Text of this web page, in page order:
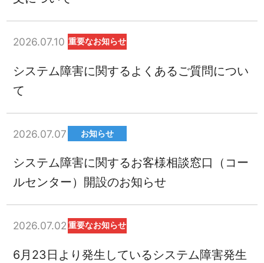
2026.07.10 重要なお知らせ
システム障害に関するよくあるご質問につい
て
2026.07.07 お知らせ
システム障害に関するお客様相談窓口（コー
ルセンター）開設のお知らせ
2026.07.02 重要なお知らせ
6月23日より発生しているシステム障害発生